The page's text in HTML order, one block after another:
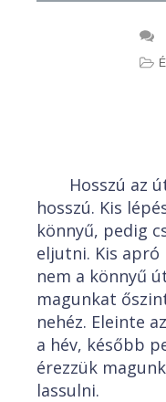
Hosszú az
hosszú. Kis
könnyű, pedig
eljutni. Kis
nem a könnyű
magunkat
nehéz. Eleinte
a hév, később
érezzük
lassulni.